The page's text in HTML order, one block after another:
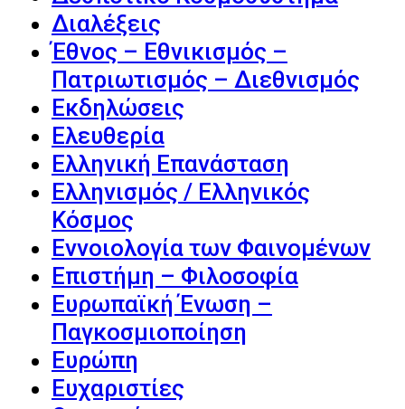
Διαλέξεις
Έθνος – Εθνικισμός –
Πατριωτισμός – Διεθνισμός
Εκδηλώσεις
Ελευθερία
Ελληνική Επανάσταση
Ελληνισμός / Ελληνικός
Κόσμος
Εννοιολογία των Φαινομένων
Επιστήμη – Φιλοσοφία
Ευρωπαϊκή Ένωση –
Παγκοσμιοποίηση
Ευρώπη
Ευχαριστίες